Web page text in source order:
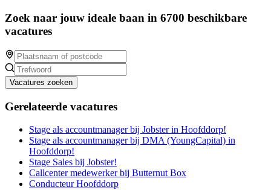
Zoek naar jouw ideale baan in 6700 beschikbare
vacatures
Vacatures zoeken
Gerelateerde vacatures
Stage als accountmanager bij Jobster in Hoofddorp!
Stage als accountmanager bij DMA (YoungCapital) in
Hoofddorp!
Stage Sales bij Jobster!
Callcenter medewerker bij Butternut Box
Conducteur Hoofddorp